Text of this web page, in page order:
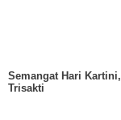
Semangat Hari
Trisakti